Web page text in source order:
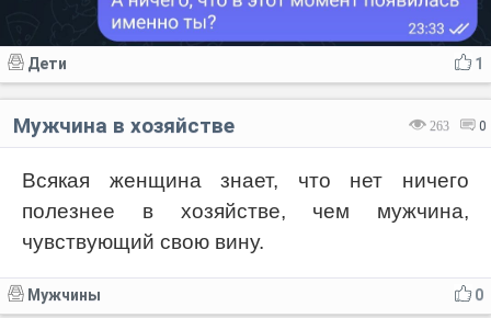
1
Дети
263 0
Мужчина в хозяйстве
Всякая женщина знает, что нет ничего
полезнее в хозяйстве, чем мужчина,
чувствующий свою вину.
0
Мужчины